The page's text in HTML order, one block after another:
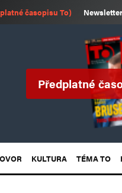
časopisu To) Newsletter
Předplatné
KULTURA TÉMA TO